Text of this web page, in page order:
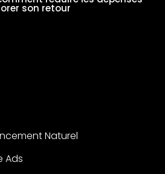
son retour
Naturel
Ads